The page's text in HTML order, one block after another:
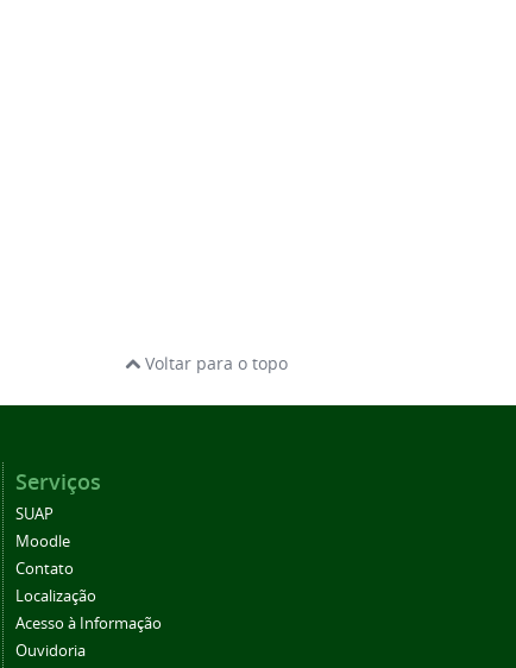
Voltar para o topo
Serviços
SUAP
Moodle
Contato
Localização
Acesso à Informação
Ouvidoria